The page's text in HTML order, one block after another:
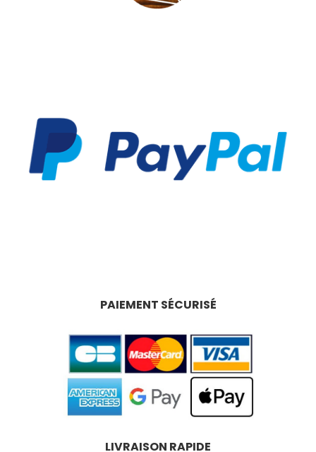
PAIEMENT SÉCURISÉ
LIVRAISON RAPIDE